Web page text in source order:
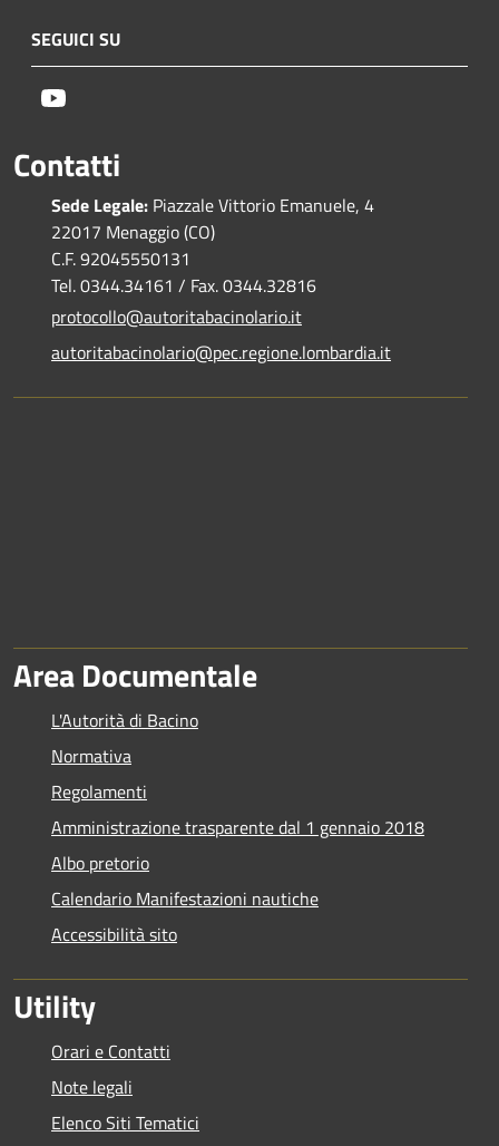
SEGUICI SU
Contatti
Sede Legale: Piazzale Vittorio Emanuele, 4
22017 Menaggio (CO)
C.F. 92045550131
Tel. 0344.34161 / Fax. 0344.32816
protocollo@autoritabacinolario.it
autoritabacinolario@pec.regione.lombardia.it
Area Documentale
L'Autorità di Bacino
Normativa
Regolamenti
Amministrazione trasparente dal 1 gennaio 2018
Albo pretorio
Calendario Manifestazioni nautiche
Accessibilità sito
Utility
Orari e Contatti
Note legali
Elenco Siti Tematici